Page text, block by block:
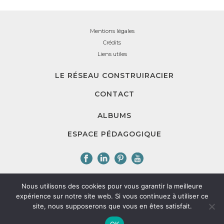
Mentions légales
Crédits
Liens utiles
LE RÉSEAU CONSTRUIRACIER
CONTACT
ALBUMS
ESPACE PÉDAGOGIQUE
ConstruirAcier est une association loi 1901 dont l'objectif est de promouvoir
l'architecture et la construction métallique. Représentant l'ensemble de la
filière acier, elle a vocation à faire connaître les atouts de l'utilisation des
aciers auprès des architectes, bureaux d'études, ingénieurs, enseignants,
Nous utilisons des cookies pour vous garantir la meilleure
expérience sur notre site web. Si vous continuez à utiliser ce
site, nous supposerons que vous en êtes satisfait.